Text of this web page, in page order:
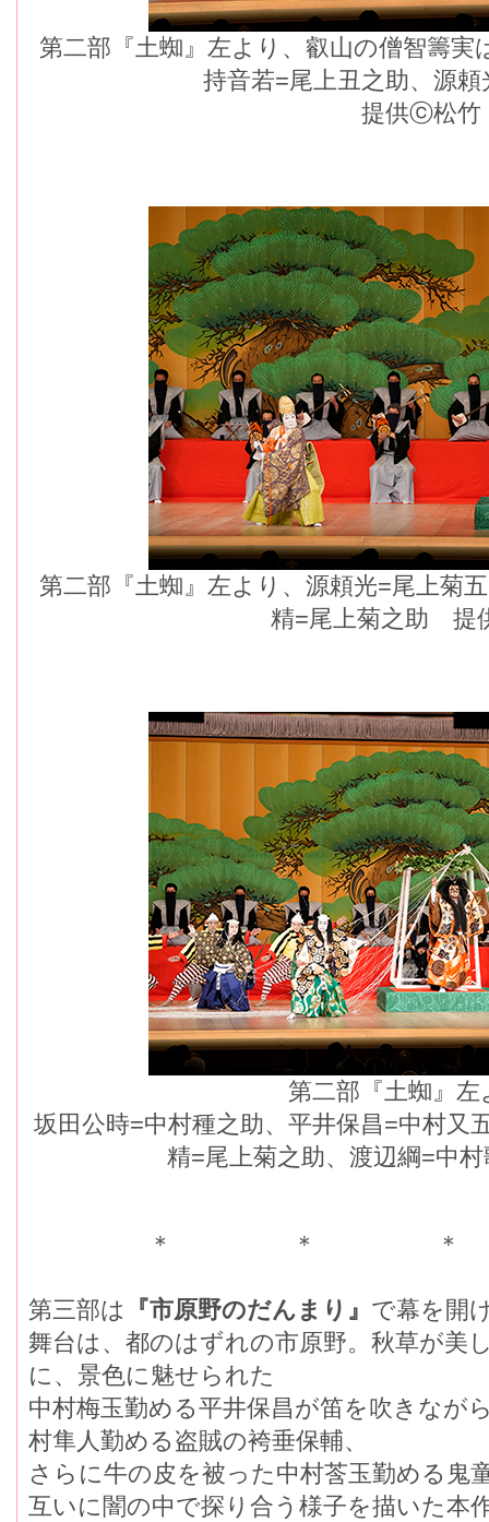
第二部『土蜘』左より、叡山の僧智籌実
持音若=尾上丑之助、源
提供ⓒ松竹
第二部『土蜘』左より、源頼光=尾上菊
精=尾上菊之助 提
第二部『土蜘』左
坂田公時=中村種之助、平井保昌=中村又
精=尾上菊之助、渡辺綱=中
＊ ＊ ＊
第三部は 『市原野のだんまり』 で幕を開
舞台は、都のはずれの市原野。秋草が美
に、景色に魅せられた
中村梅玉勤める平井保昌が笛を吹きなが
村隼人勤める盗賊の袴垂保輔、
さらに牛の皮を被った中村莟玉勤める鬼
互いに闇の中で探り合う様子を描いた本